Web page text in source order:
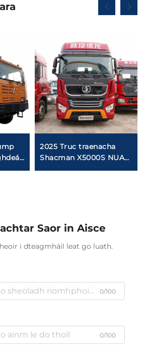
2025 Truc traenacha
Shacman X5000S NUA
Ceann Traenacha Trom
Saor in Aisce
i dteagmháil leat go luath.
0/100
0/100